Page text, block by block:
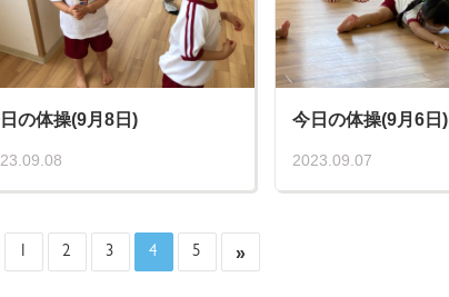
の体操(9月8日) 今日の体操(9月6日)
2023.09.07
1 2 3 4 5 »